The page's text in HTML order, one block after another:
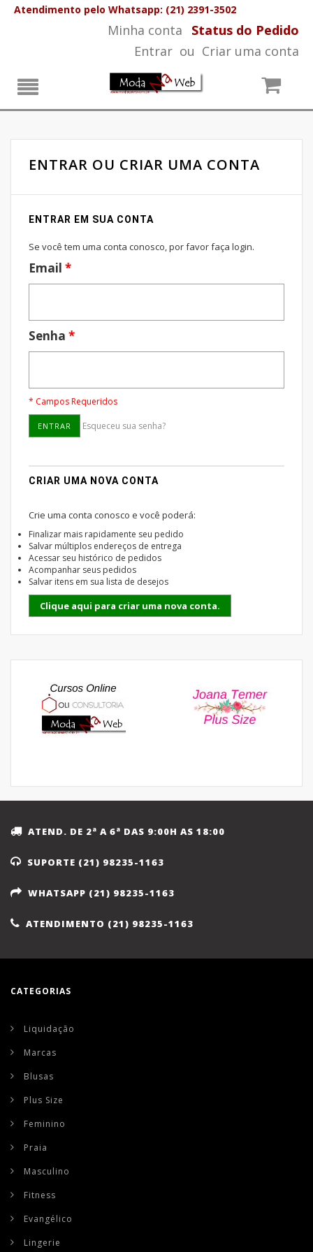
Atendimento pelo Whatsapp: (21) 2391-3502
Minha conta
Status do Pedido
Entrar ou Criar uma conta
ENTRAR OU CRIAR UMA CONTA
ENTRAR EM SUA CONTA
Se você tem uma conta conosco, por favor faça login.
Email *
Senha *
* Campos Requeridos
ENTRAR Esqueceu sua senha?
CRIAR UMA NOVA CONTA
Crie uma conta conosco e você poderá:
Finalizar mais rapidamente seu pedido
Salvar múltiplos endereços de entrega
Acessar seu histórico de pedidos
Acompanhar seus pedidos
Salvar itens em sua lista de desejos
Clique aqui para criar uma nova conta.
ATEND. DE 2ª A 6ª DAS 9:00H AS 18:00
SUPORTE (21) 98235-1163
WHATSAPP (21) 98235-1163
ATENDIMENTO (21) 98235-1163
CATEGORIAS
Liquidação
Marcas
Blusas
Plus Size
Feminino
Praia
Masculino
Fitness
Evangélico
Lingerie